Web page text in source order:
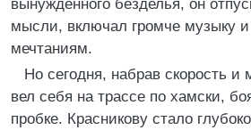
вынужденного безделья, он
мысли, включал громче музыку и
мечтаниям.
Но сегодня, набрав скорость
вел себя на трассе по хамски,
пробке. Красникову стало